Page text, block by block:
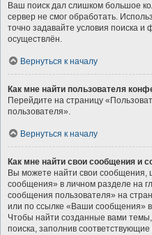
Ваш поиск дал слишком большое
сервер не смог обработать.
точно задавайте условия поиска
осуществлён.
Вернуться к началу
Как мне найти пользователя
Перейдите на страницу
пользователя».
Вернуться к началу
Как мне найти свои сообщения и
Вы можете найти свои сообщения,
сообщения» в личном разделе на
сообщения пользователя» на
или по ссылке «Ваши сообщения»
Чтобы найти созданные вами
поиска, заполнив